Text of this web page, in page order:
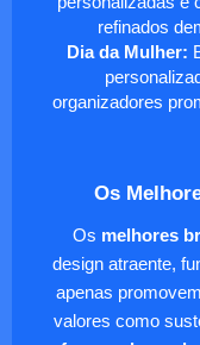
refinados
Dia da Mulher:
organizadores
Os
Os melhores
design atraente,
apenas
valores como